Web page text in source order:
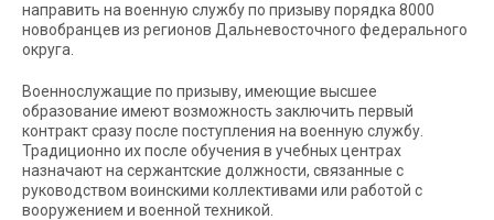
направить на военную службу по призыву порядка 8000
новобранцев из регионов Дальневосточного федерального
округа.
Военнослужащие по призыву, имеющие высшее
образование имеют возможность заключить первый
контракт сразу после поступления на военную службу.
Традиционно их после обучения в учебных центрах
назначают на сержантские должности, связанные с
руководством воинскими коллективами или работой с
вооружением и военной техникой.